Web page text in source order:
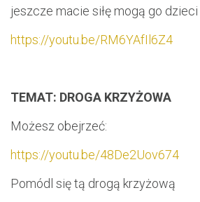
jeszcze macie siłę mogą go dzieci
https://youtu.be/RM6YAfIl6Z4
TEMAT: DROGA KRZYŻOWA
Możesz obejrzeć:
https://youtu.be/48De2Uov674
Pomódl się tą drogą krzyżową